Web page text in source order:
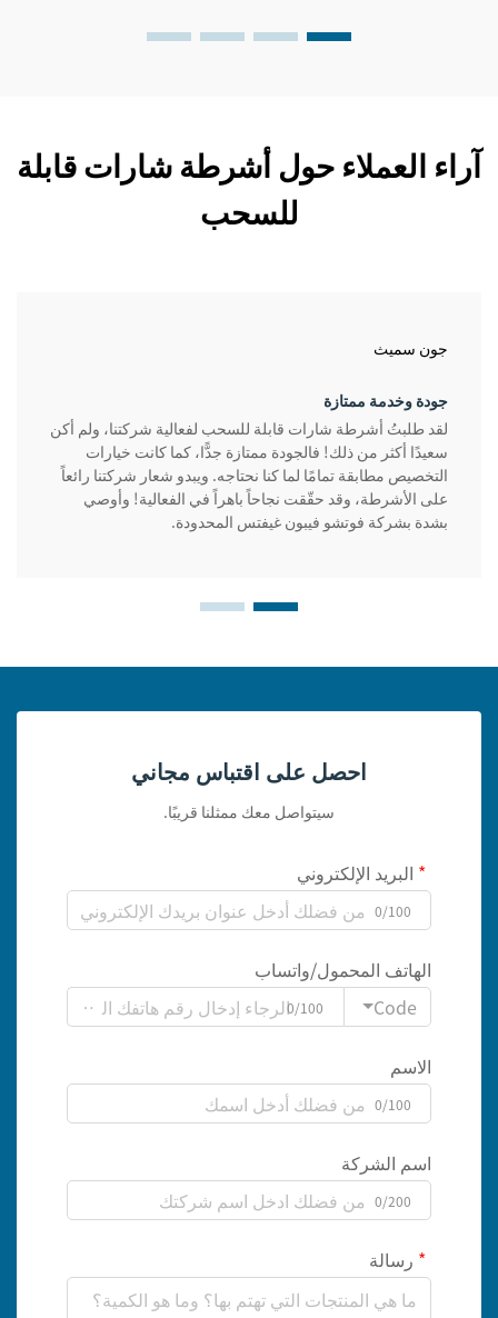
آراء العملاء حول أشرطة شارات قابلة
للسحب
جون سميث
جودة وخدمة ممتازة
لقد طلبتُ أشرطة شارات قابلة للسحب لفعالية شركتنا، ولم أكن
سعيدًا أكثر من ذلك! فالجودة ممتازة جدًّا، كما كانت خيارات
التخصيص مطابقة تمامًا لما كنا نحتاجه. ويبدو شعار شركتنا رائعاً
على الأشرطة، وقد حقّقت نجاحاً باهراً في الفعالية! وأوصي
بشدة بشركة فوتشو فيبون غيفتس المحدودة.
احصل على اقتباس مجاني
سيتواصل معك ممثلنا قريبًا.
البريد الإلكتروني
0/100
الهاتف المحمول/واتساب
Code
0/100
الاسم
0/100
اسم الشركة
0/200
رسالة